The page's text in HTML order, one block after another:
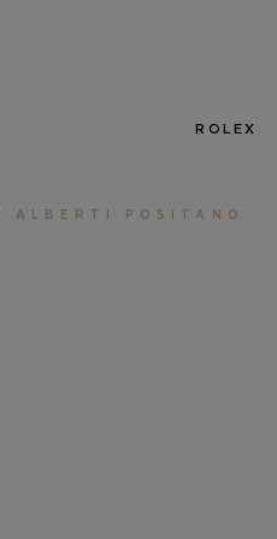
ROLEX
ALBERTI POSITANO